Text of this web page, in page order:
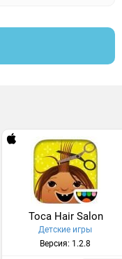
Toca Hair Salon
Детские игры
Версия: 1.2.8